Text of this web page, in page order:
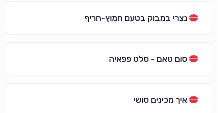
נצרי במבוק בטעם חמוץ-חריף
סום טאם - סלט פפאיה
איך מכינים סושי